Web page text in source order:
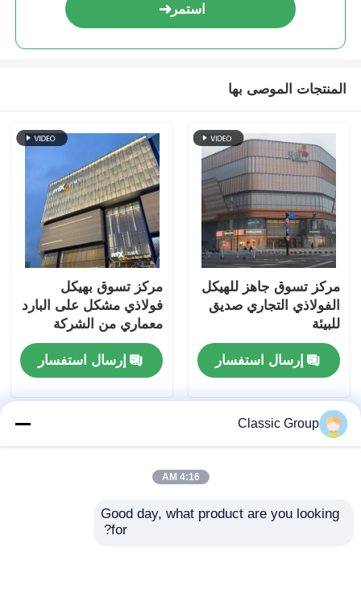
هيكل الصلب الصناعي
الهيكل الصلب الجاهزة
استمر
المنتجات الموصى بها
مركز تسوق جاهز للهيكل
الفولاذي التجاري صديق
للبيئة
إرسال استفسار
مركز تسوق بهيكل
فولاذي مشكل على البارد
معماري من الشركة
المصنعة للمعدات الأصلية
إرسال استفسار
Classic Group
4:16 AM
Good day, what product are you looking
for?